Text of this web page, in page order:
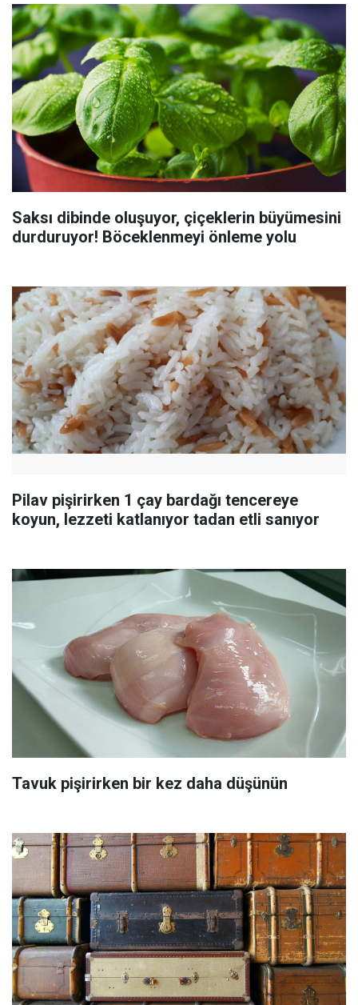
Saksı dibinde oluşuyor, çiçeklerin büyümesini
durduruyor! Böceklenmeyi önleme yolu
Pilav pişirirken 1 çay bardağı tencereye
koyun, lezzeti katlanıyor tadan etli sanıyor
Tavuk pişirirken bir kez daha düşünün